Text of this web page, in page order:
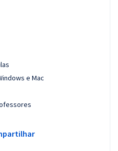
e Mac